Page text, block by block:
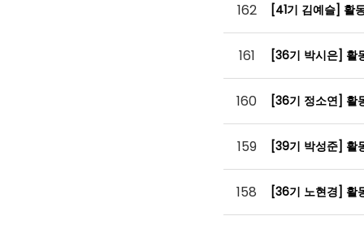
162 [41기 김예슬] 활
161 [36기 박시은] 활
160 [36기 정소연] 활
159 [39기 박성준] 활
158 [36기 노현경] 활